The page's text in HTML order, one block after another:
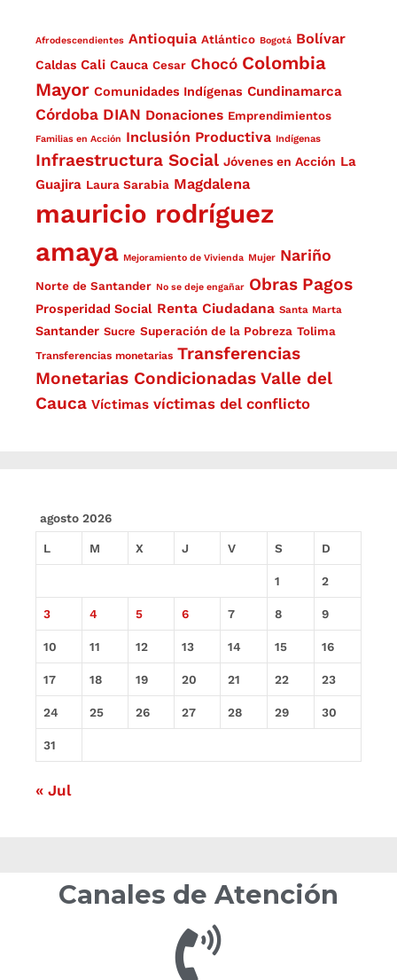
Afrodescendientes Antioquia Atlántico Bogotá Bolívar
Caldas Cali Cauca Cesar Chocó Colombia
Mayor Comunidades Indígenas Cundinamarca
Córdoba DIAN Donaciones Emprendimientos
Familias en Acción Inclusión Productiva Indígenas
Infraestructura Social Jóvenes en Acción La
Guajira Laura Sarabia Magdalena
mauricio rodríguez
amaya Mejoramiento de Vivienda Mujer Nariño
Norte de Santander No se deje engañar Obras Pagos
Prosperidad Social Renta Ciudadana Santa Marta
Santander Sucre Superación de la Pobreza Tolima
Transferencias monetarias Transferencias
Monetarias Condicionadas Valle del
Cauca Víctimas víctimas del conflicto
agosto 2026
L M X J V S D
1 2
3 4 5 6 7 8 9
10 11 12 13 14 15 16
17 18 19 20 21 22 23
24 25 26 27 28 29 30
31
« Jul
Canales de Atención